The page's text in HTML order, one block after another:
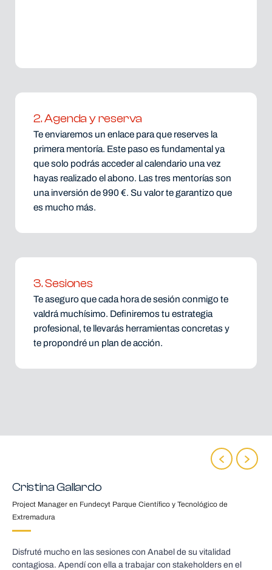
2. Agenda y reserva
Te enviaremos un enlace para que reserves la
primera mentoría. Este paso es fundamental ya
que solo podrás acceder al calendario una vez
hayas realizado el abono. Las tres mentorías son
una inversión de 990 €. Su valor te garantizo que
es mucho más.
3. Sesiones
Te aseguro que cada hora de sesión conmigo te
valdrá muchísimo. Definiremos tu estrategia
profesional, te llevarás herramientas concretas y
te propondré un plan de acción.
Cristina Gallardo
Project Manager en Fundecyt Parque Científico y Tecnológico de
Extremadura
Disfruté mucho en las sesiones con Anabel de su vitalidad
contagiosa. Apendí con ella a trabajar con stakeholders en el